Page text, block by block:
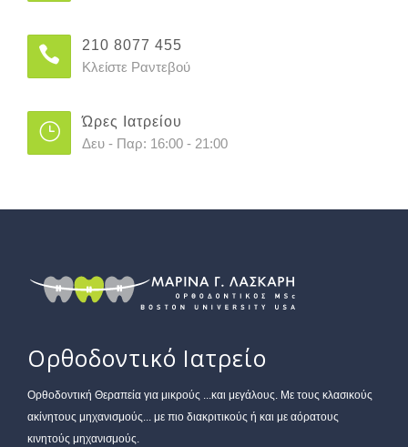
210 8077 455
Κλείστε Ραντεβού
Ώρες Ιατρείου
Δευ - Παρ: 16:00 - 21:00
Ορθοδοντικό Ιατρείο
Oρθοδοντική Θεραπεία για μικρούς ...και μεγάλους. Με τους κλασικούς
ακίνητους μηχανισμούς... με πιο διακριτικούς ή και με αόρατους
κινητούς μηχανισμούς.